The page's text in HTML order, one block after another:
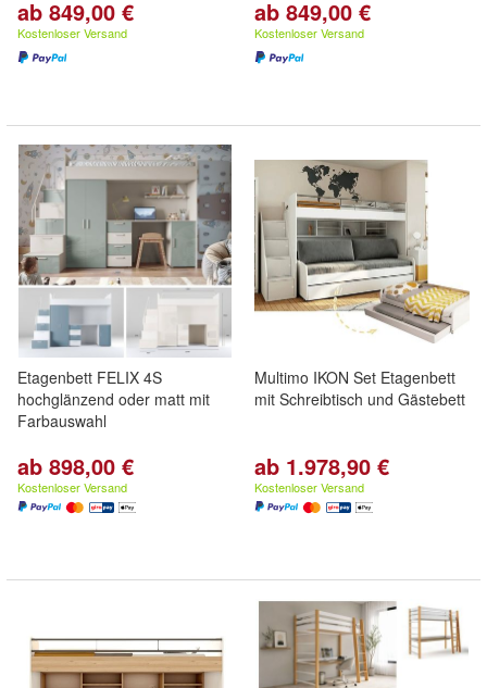
ab 849,00 €
Kostenloser Versand
ab 849,00 €
Kostenloser Versand
Etagenbett FELIX 4S
hochglänzend oder matt mit
Farbauswahl
ab 898,00 €
Kostenloser Versand
Multimo IKON Set Etagenbett
mit Schreibtisch und Gästebett
ab 1.978,90 €
Kostenloser Versand